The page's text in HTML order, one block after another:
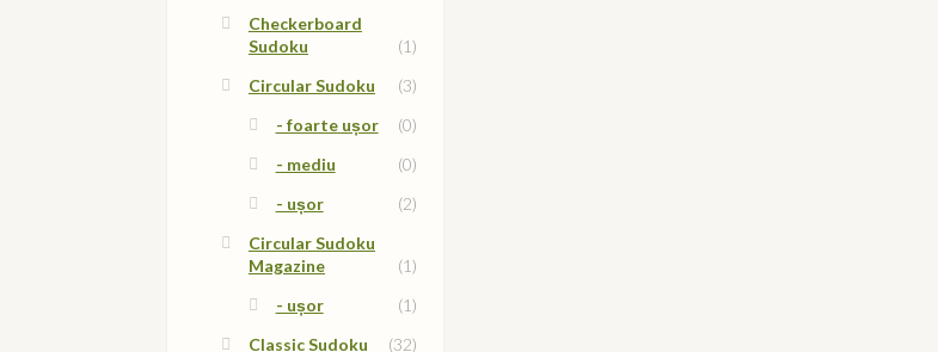
Checkerboard
Sudoku
(1)
Circular Sudoku
(3)
- foarte ușor
(0)
- mediu
(0)
- ușor
(2)
Circular Sudoku
Magazine
(1)
- ușor
(1)
Classic Sudoku
(32)